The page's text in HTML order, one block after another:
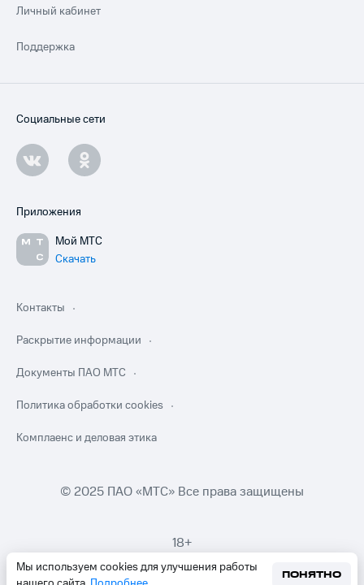
Мы используем cookies для улучшения работы
ПОНЯТНО
Личный кабинет
Поддержка
Социальные сети
Приложения
Мой МТС
Скачать
Контакты
Раскрытие информации
Документы ПАО МТС
Политика обработки cookies
Комплаенс и деловая этика
© 2025 ПАО «МТС» Все права защищены
18+